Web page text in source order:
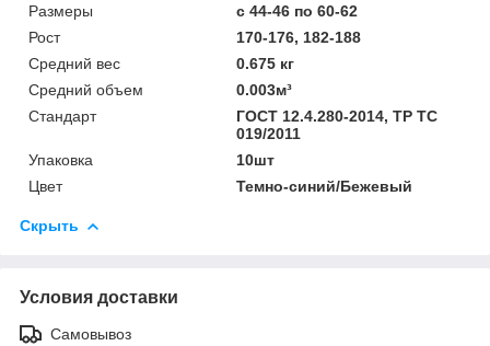
Размеры
с 44-46 по 60-62
Рост
170-176, 182-188
Средний вес
0.675 кг
Средний объем
0.003м³
Стандарт
ГОСТ 12.4.280-2014, ТР ТС
019/2011
Упаковка
10шт
Цвет
Темно-синий/Бежевый
Скрыть
Условия доставки
Самовывоз